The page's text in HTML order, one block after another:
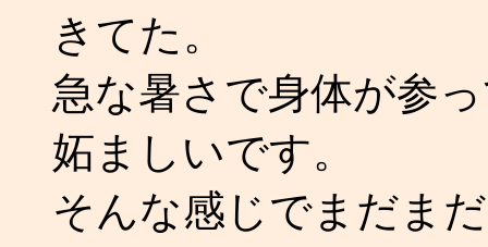
きてた。
急な暑さで身体が参
妬ましいです。
そんな感じでまだま